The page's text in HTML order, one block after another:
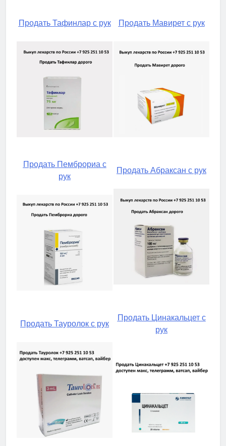
Продать Тафинлар с рук Продать Мавирет с рук
Продать Пемброриа с
рук
Продать Абраксан с рук
Продать Тауролок с рук
Продать Цинакальцет с
рук